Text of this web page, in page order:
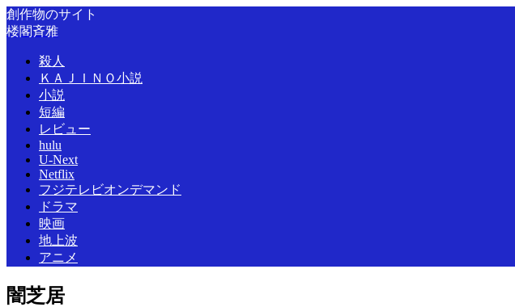
創作物のサイト
楼閣斉雅
殺人
ＫＡＪＩＮＯ小説
小説
短編
レビュー
hulu
U-Next
Netflix
フジテレビオンデマンド
ドラマ
映画
地上波
アニメ
闇芝居